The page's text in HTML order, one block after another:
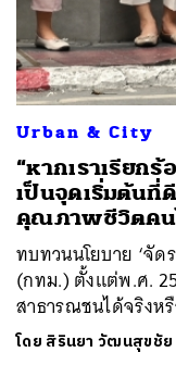
Urban & City
“หากเราเรียกร้
เป็นจุดเริ่มต้นที่
คุณภาพชีวิตคน
ทบทวนนโยบาย ‘จัด
(กทม.) ตั้งแต่พ.ศ.
สาธารณชนได้จริงห
โดย สิรินยา วัฒนสุขชัย